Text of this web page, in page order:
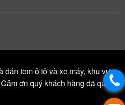
dán tem ô tô và xe máy, khu vực,
ơn quý khách hàng đã quan